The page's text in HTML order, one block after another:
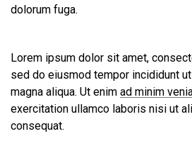
dolorum fuga.
Lorem ipsum dolor sit amet,
sed do eiusmod tempor incididunt
magna aliqua. Ut enim ad minim
exercitation ullamco laboris nisi ut
consequat.